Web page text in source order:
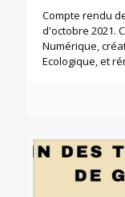
Compte rendu
d'octobre 2021.
Numérique,
Ecologique, et